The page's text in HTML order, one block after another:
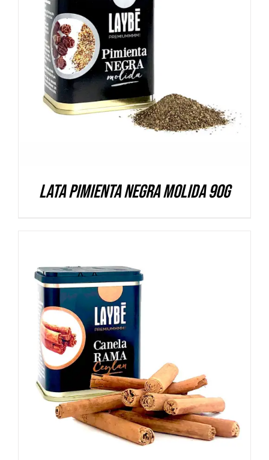
DETALLES
Lata Pimienta negra molida 90g
DETALLES